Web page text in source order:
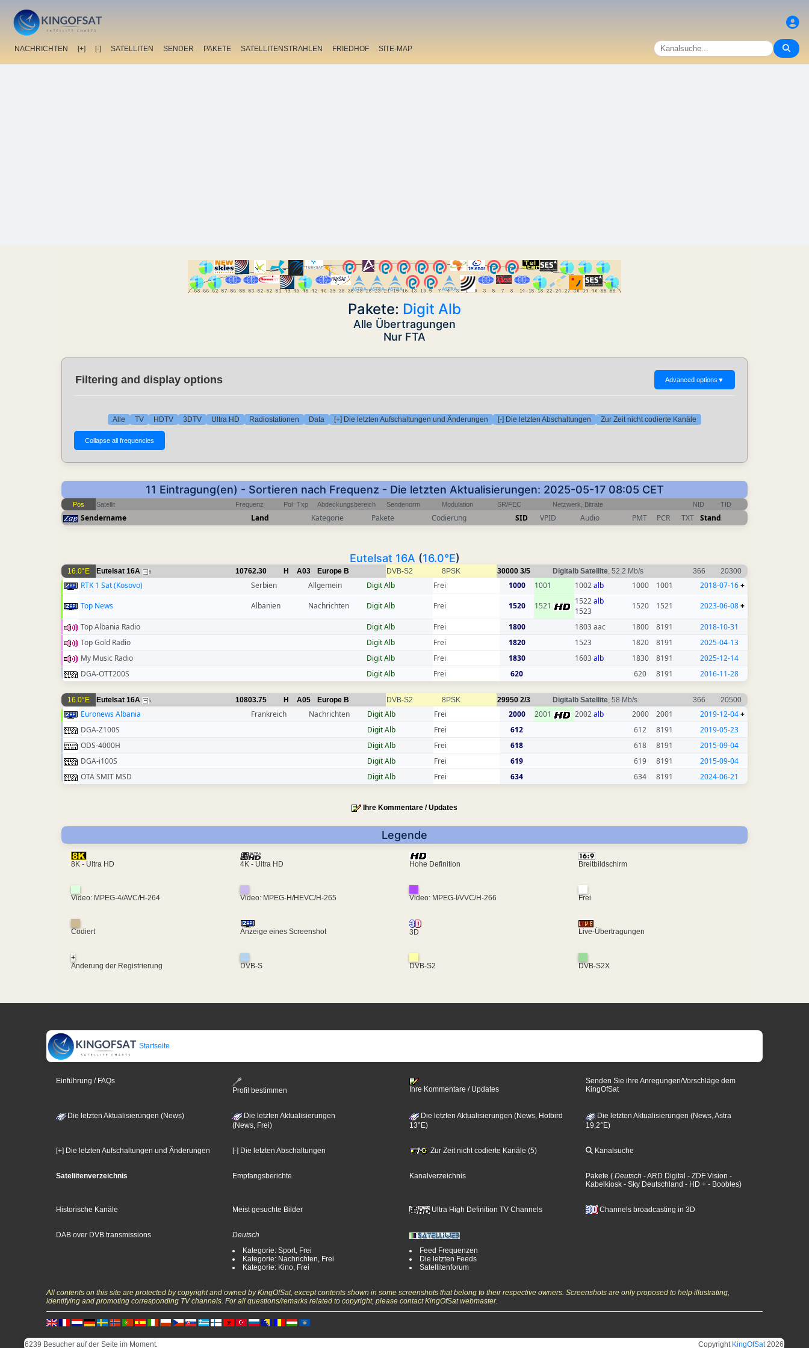
NACHRICHTEN [+] [-] SATELLITEN SENDER PAKETE SATELLITENSTRAHLEN FRIEDHOF SITE-MAP
Pakete: Digit Alb
Alle Übertragungen
Nur FTA
Filtering and display options Advanced options ▼
Alle TV HDTV 3DTV Ultra HD Radiostationen Data [+] Die letzten Aufschaltungen und Änderungen [-] Die letzten Abschaltungen Zur Zeit nicht codierte Kanäle
11 Eintragung(en) - Sortieren nach Frequenz - Die letzten Aktualisierungen: 2025-05-17 08:05 CET
Pos Satellit Frequenz Pol Txp Abdeckungsbereich Sendenorm Modulation SR/FEC Netzwerk, Bitrate NID TID
Sendername Land Kategorie Pakete Codierung SID VPID Audio PMT PCR TXT Stand
Eutelsat 16A (16.0°E)
16.0°E Eutelsat 16A 6 10762.30 H A03 Europe B DVB-S2 8PSK 30000 3/5 Digitalb Satellite, 52.2 Mb/s 366 20300
RTK 1 Sat (Kosovo) Serbien Allgemein Digit Alb Frei 1000 1001 1002alb 1000 1001 2018-07-16+
Top News
Albanien Nachrichten Digit Alb Frei 1520 1521 1522alb
1523
1520 1521 2023-06-08+
Top Albania Radio Digit Alb Frei 1800 1803 aac 1800 8191
2018-10-31
Top Gold Radio
Digit Alb Frei 1820 1523 1820 8191
2025-04-13
My Music Radio
Digit Alb Frei 1830 1603alb 1830 8191
2025-12-14
DGA-OTT200S
Digit Alb Frei 620 620 8191 2016-11-28
16.0°E Eutelsat 16A 5 10803.75 H A05 Europe B DVB-S2 8PSK 29950 2/3 Digitalb Satellite, 58 Mb/s 366 20500
Euronews Albania Frankreich Nachrichten Digit Alb Frei 2000 2001 2002alb 2000 2001 2019-12-04+
DGA-Z100S
Digit Alb Frei 612 612 8191
2019-05-23
ODS-4000H
Digit Alb Frei 618 618 8191
2015-09-04
DGA-i100S
Digit Alb Frei 619 619 8191
2015-09-04
OTA SMIT MSD
Digit Alb Frei 634 634 8191 2024-06-21
Ihre Kommentare / Updates
Legende
8K - Ultra HD 4K - Ultra HD Hohe Definition Breitbildschirm
Video: MPEG-4/AVC/H-264 Video: MPEG-H/HEVC/H-265 Video: MPEG-I/VVC/H-266 Frei
Codiert Anzeige eines Screenshot 3D Live-Übertragungen
+
Änderung der Registrierung
DVB-S DVB-S2 DVB-S2X
Startseite
Einführung / FAQs
Profil bestimmen
Ihre Kommentare / Updates
Senden Sie ihre Anregungen/Vorschläge dem
KingOfSat
Die letzten Aktualisierungen (News)
Die letzten Aktualisierungen
(News, Frei)
Die letzten Aktualisierungen (News, Hotbird
13°E)
Die letzten Aktualisierungen (News, Astra
19,2°E)
[+] Die letzten Aufschaltungen und Änderungen [-] Die letzten Abschaltungen Zur Zeit nicht codierte Kanäle (5) Kanalsuche
Sateliitenverzeichnis Empfangsberichte Kanalverzeichnis Pakete ( Deutsch - ARD Digital - ZDF Vision -
Kabelkiosk - Sky Deutschland - HD + - Boobles)
Historische Kanäle Meist gesuchte Bilder Ultra High Definition TV Channels Channels broadcasting in 3D
DAB over DVB transmissions
Deutsch
Kategorie: Sport, Frei
Kategorie: Nachrichten, Frei
Kategorie: Kino, Frei
Feed Frequenzen
Die letzten Feeds
Satellitenforum
All contents on this site are protected by copyright and owned by KingOfSat, except contents shown in some screenshots that belong to their respective owners. Screenshots are only proposed to help illustrating,
identifying and promoting corresponding TV channels. For all questions/remarks related to copyright, please contact KingOfSat webmaster.
6239 Besucher auf der Seite im Moment. Copyright KingOfSat2026